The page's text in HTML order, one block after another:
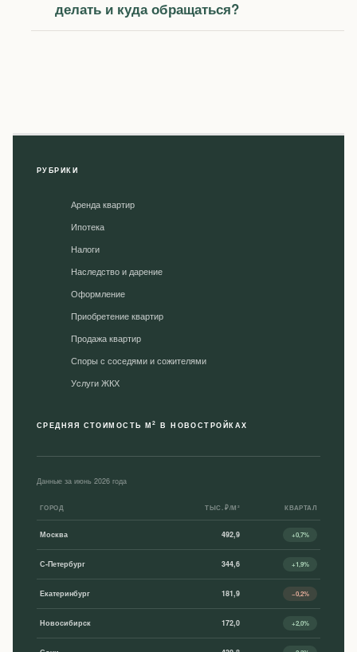
делать и куда обращаться?
РУБРИКИ
Аренда квартир
Ипотека
Налоги
Наследство и дарение
Оформление
Приобретение квартир
Продажа квартир
Споры с соседями и сожителями
Уcлуги ЖКХ
СРЕДНЯЯ СТОИМОСТЬ М2 В НОВОСТРОЙКАХ
Данные за июнь 2026 года
ГОРОД ТЫС. ₽/М² КВАРТАЛ
Москва 492,9 +0,7%
С-Петербург 344,6 +1,9%
Екатеринбург 181,9 −0,2%
Новосибирск 172,0 +2,0%